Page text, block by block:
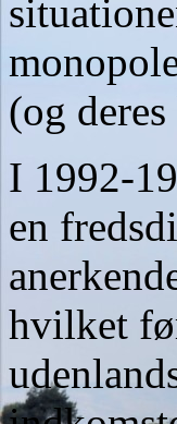
(og
I 1992-
en
hvilket